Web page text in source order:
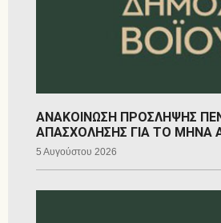
ΑΝΑΚΟΙΝΩΣΗ ΠΡΟΣΛΗΨΗΣ
ΑΠΑΣΧΟΛΗΣΗΣ ΓΙΑ ΤΟ ΜΗΝΑ
5 Αυγούστου 2026